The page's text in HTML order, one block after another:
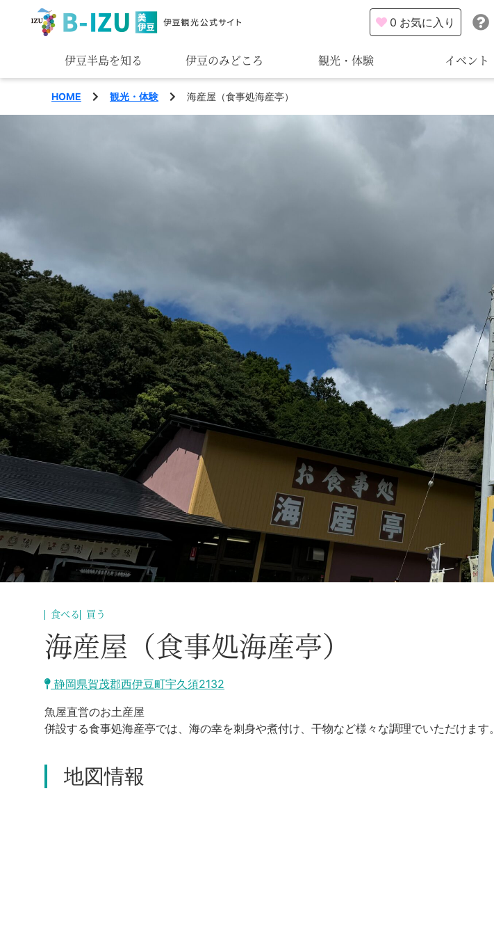
伊豆半島を知る 伊豆のみどころ
みる
観光・体験 イベント
0 お気に入り
HOME 観光・体験 海産屋（食事処海産亭）
食べる 買う
海産屋（食事処海産亭）
静岡県賀茂郡西伊豆町宇久須2132
魚屋直営のお土産屋
併設する食事処海産亭では、海の幸を刺身や煮付け、干物など様々な調理でいただけます。
地図情報